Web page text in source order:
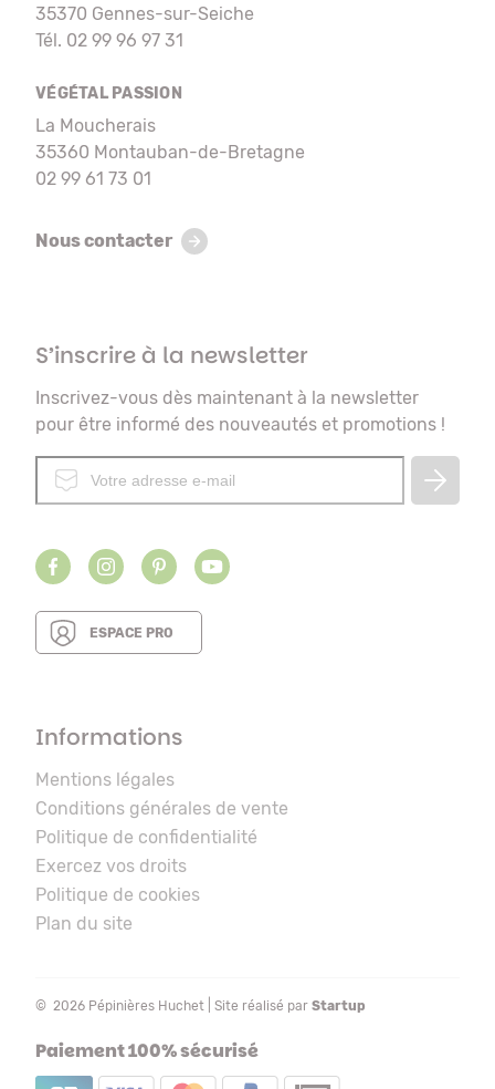
35370 Gennes-sur-Seiche
Tél. 02 99 96 97 31
VÉGÉTAL PASSION
La Moucherais
35360 Montauban-de-Bretagne
02 99 61 73 01
Nous contacter
S’inscrire à la newsletter
Inscrivez-vous dès maintenant à la newsletter
pour être informé des nouveautés et promotions !
ESPACE PRO
Informations
Mentions légales
Conditions générales de vente
Politique de confidentialité
Exercez vos droits
Politique de cookies
Plan du site
© 2026 Pépinières Huchet | Site réalisé par Startup
Paiement 100% sécurisé